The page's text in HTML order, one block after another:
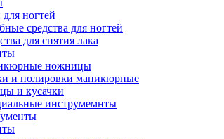
ногтей
средства для ногтей
для снятия лака
ножницы
и полировки маникюрные
и кусачки
инструмемнты